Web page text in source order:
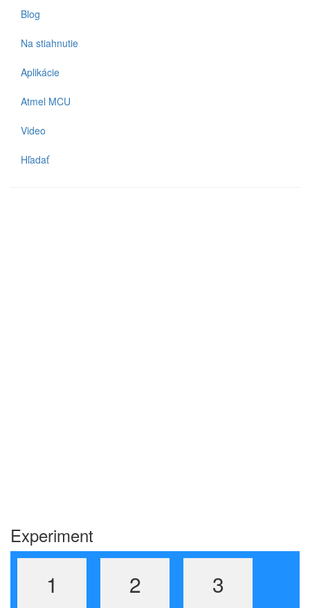
Blog
Na stiahnutie
Aplikácie
Atmel MCU
Video
Hľadať
Experiment
1 2 3